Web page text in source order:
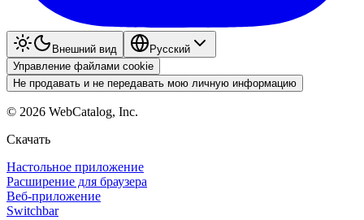
Внешний вид
Pyccкий
Управление файлами cookie
Не продавать и не передавать мою личную информацию
© 2026 WebCatalog, Inc.
Скачать
Настольное приложение
Расширение для браузера
Веб-приложение
Switchbar